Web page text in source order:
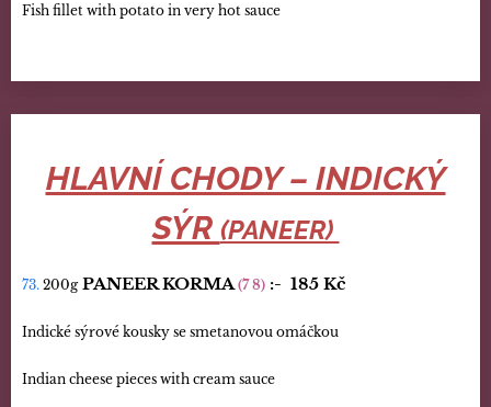
Fish fillet with potato in very hot sauce
HLAVNÍ CHODY – INDICKÝ
SÝR (PANEER)
73. 200g PANEER KORMA(7 8) :- 185 Kč
Indické sýrové kousky se smetanovou omáčkou
Indian cheese pieces with cream sauce